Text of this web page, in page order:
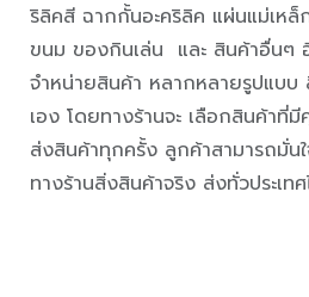
ริลิคสี ฉากกั้นอะคริลิค แผ่นแม่เห
ขนม ของกินเล่น และ สินค้าอื่นๆ
จำหน่ายสินค้า หลากหลายรูปแบบ
เอง โดยทางร้านจะ เลือกสินค้าที่
ส่งสินค้าทุกครั้ง ลูกค้าสามารถมั่น
ทางร้านสิ่งสินค้าจริง ส่งทั่วประเท